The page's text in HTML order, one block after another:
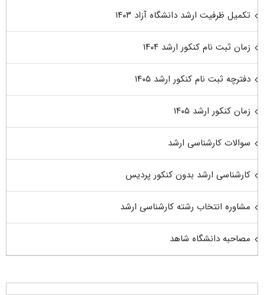
تکمیل ظرفیت ارشد دانشگاه آزاد ۱۴۰۳
زمان ثبت نام کنکور ارشد ۱۴۰۴
دفترچه ثبت نام کنکور ارشد ۱۴۰۵
زمان کنکور ارشد ۱۴۰۵
سوالات کارشناسی ارشد
کارشناسی ارشد بدون کنکور پردیس
مشاوره انتخاب رشته کارشناسی ارشد
مصاحبه دانشگاه شاهد